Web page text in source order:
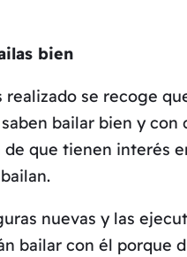
bien
se recoge
bailar bien y
de que tienen interés
nuevas y las
bailar con él porque